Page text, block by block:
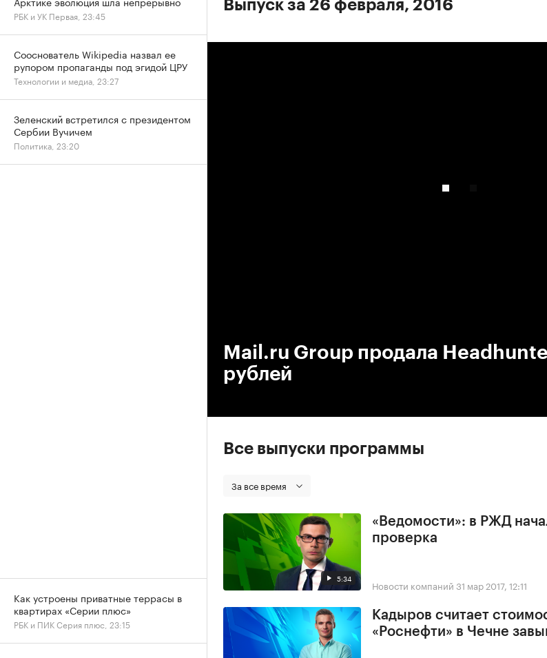
Выпуск за 26 февраля, 2016
Mail.ru Group продала
рублей
Все выпуски программы
За все время
5:34
«Ведомости»: в РЖД
проверка
Новости компаний 31 мар 2017, 12:11
Кадыров считает
«Роснефти» в Чечне
РБК и УК Первая, 23:45
Сооснователь Wikipedia назвал ее
рупором пропаганды под эгидой ЦРУ
Технологии и медиа, 23:27
Зеленский встретился с президентом
Сербии Вучичем
Политика, 23:20
Как устроены приватные террасы в
квартирах «Серии плюс»
РБК и ПИК Серия плюс, 23:15